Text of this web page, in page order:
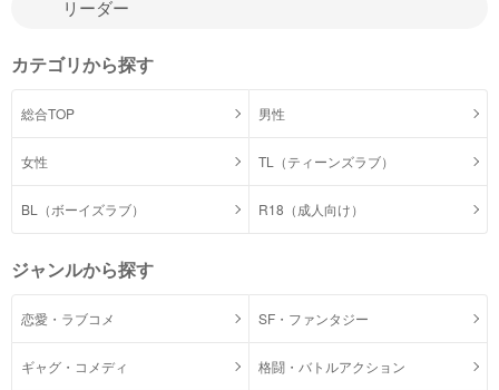
カテゴリから探す
総合TOP 男性
女性 TL（ティーンズラブ）
BL（ボーイズラブ） R18（成人向け）
ジャンルから探す
恋愛・ラブコメ SF・ファンタジー
ギャグ・コメディ 格闘・バトルアクション